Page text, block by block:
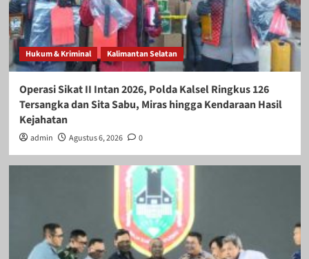
Hukum & Kriminal Kalimantan Selatan
Operasi Sikat II Intan 2026, Polda Kalsel Ringkus 126
Tersangka dan Sita Sabu, Miras hingga Kendaraan Hasil
Kejahatan
admin Agustus 6, 2026 0